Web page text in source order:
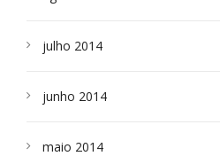
julho 2014
junho 2014
maio 2014